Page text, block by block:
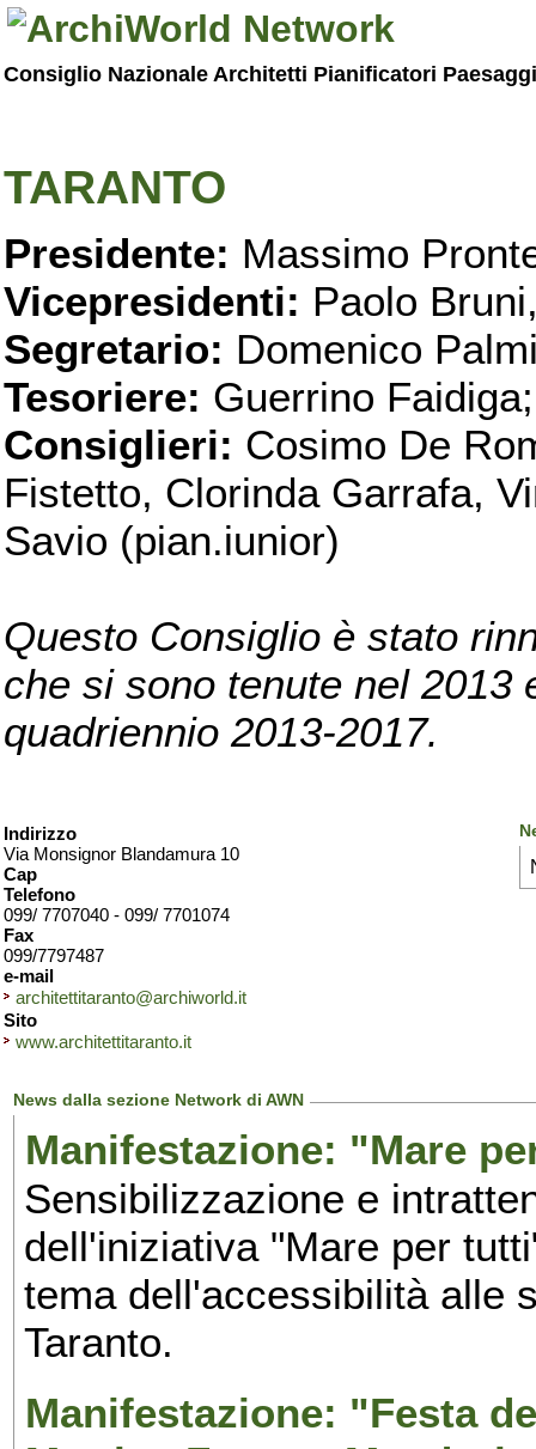
Consiglio Nazionale Architetti Pianificatori
TARANTO
Presidente: Massimo
Vicepresidenti: Paolo
Segretario: Domenico
Tesoriere: Guerrino Faidiga;
Consiglieri: Cosimo De
Fistetto, Clorinda Garrafa,
Savio (pian.iunior)
Questo Consiglio è stato
che si sono tenute nel 2013
quadriennio 2013-2017.
Indirizzo
Via Monsignor Blandamura 10
Cap
Telefono
099/ 7707040 - 099/ 7701074
Fax
099/7797487
e-mail
architettitaranto@archiworld.it
Sito
www.architettitaranto.it
News dalla sezione Network di AWN
Manifestazione: "Mare
Sensibilizzazione e
dell'iniziativa "Mare per
tema dell'accessibilità alle
Taranto.
Manifestazione: "Festa